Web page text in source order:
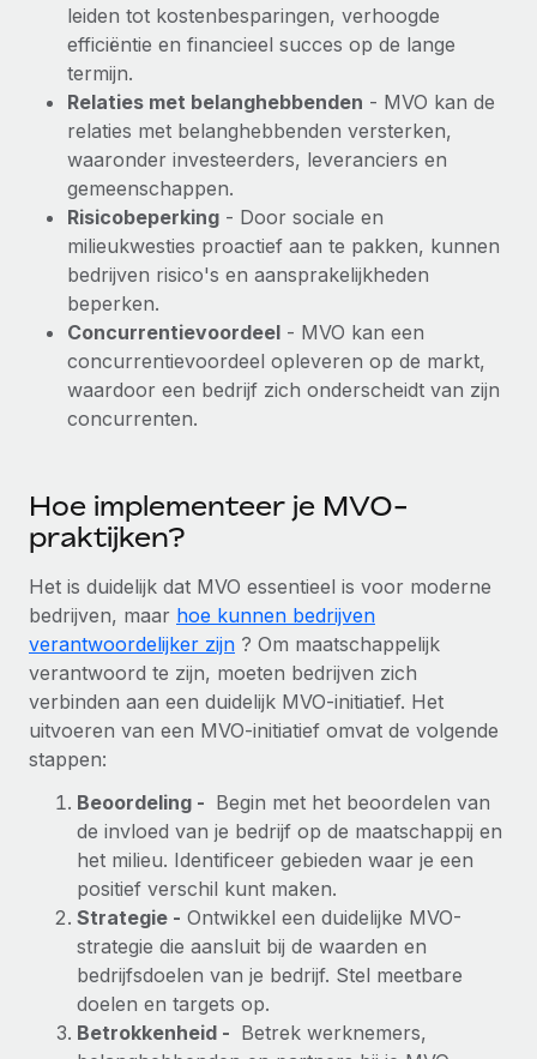
leiden tot kostenbesparingen, verhoogde
efficiëntie en financieel succes op de lange
termijn.
Relaties met belanghebbenden - MVO kan de
relaties met belanghebbenden versterken,
waaronder investeerders, leveranciers en
gemeenschappen.
Risicobeperking - Door sociale en
milieukwesties proactief aan te pakken, kunnen
bedrijven risico's en aansprakelijkheden
beperken.
Concurrentievoordeel - MVO kan een
concurrentievoordeel opleveren op de markt,
waardoor een bedrijf zich onderscheidt van zijn
concurrenten.
Hoe implementeer je MVO-
praktijken?
Het is duidelijk dat MVO essentieel is voor moderne
bedrijven, maar hoe kunnen bedrijven
verantwoordelijker zijn ? Om maatschappelijk
verantwoord te zijn, moeten bedrijven zich
verbinden aan een duidelijk MVO-initiatief. Het
uitvoeren van een MVO-initiatief omvat de volgende
stappen:
Beoordeling - Begin met het beoordelen van
de invloed van je bedrijf op de maatschappij en
het milieu. Identificeer gebieden waar je een
positief verschil kunt maken.
Strategie - Ontwikkel een duidelijke MVO-
strategie die aansluit bij de waarden en
bedrijfsdoelen van je bedrijf. Stel meetbare
doelen en targets op.
Betrokkenheid - Betrek werknemers,